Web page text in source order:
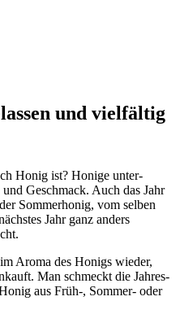
und vielfältig
Honig ist? Honige unter­
Ge­schmack. Auch das Jahr
Sommer­honig, vom selben
Jahr ganz anders
Aroma des Honigs wieder,
Man schmeckt die Jahres­
aus Früh-, Sommer- oder